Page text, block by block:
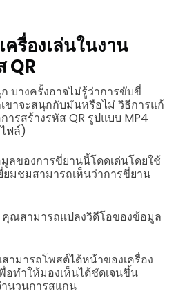
รื่องเล่นในงาน
QR
บางครั้งอาจไม่รู้ว่าการขับขี่
ขาจะสนุกกับมันหรือไม่ วิธีการแก้
รสร้างรหัส QR รูปแบบ MP4
ฟล์)
ลของการขี่ยานนี้โดดเด่นโดยใช้
ยมชมสามารถเห็นว่าการขี่ยาน
คุณสามารถแปลงวิดีโอของข้อมูล
ามารถโพสต์ได้หน้าของเครื่อง
อทำให้มองเห็นได้ชัดเจนขึ้น
นวนการสแกน